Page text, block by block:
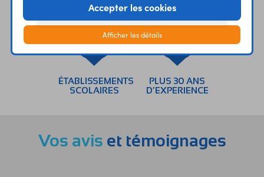
ÉTABLISSEMENTS
SCOLAIRES
PLUS 30 ANS
D’EXPERIENCE
Vos avis et témoignages
Accepter les cookies
Afficher les détails